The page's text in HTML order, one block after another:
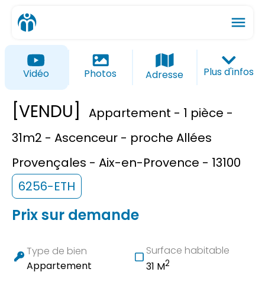
menu
ios_share
Vidéo Photos Adresse Plus d'infos
[VENDU]
Appartement - 1 pièce -
31m2 - Ascenceur - proche Allées
Provençales - Aix-en-Provence - 13100
6256-ETH
Prix sur demande
Type de bien
Appartement
Surface habitable
31 M2